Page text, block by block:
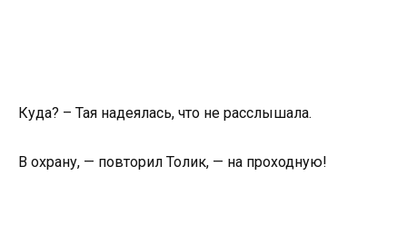
Куда? – Тая надеялась, что не расслышала.
В охрану, — повторил Толик, — на проходную!